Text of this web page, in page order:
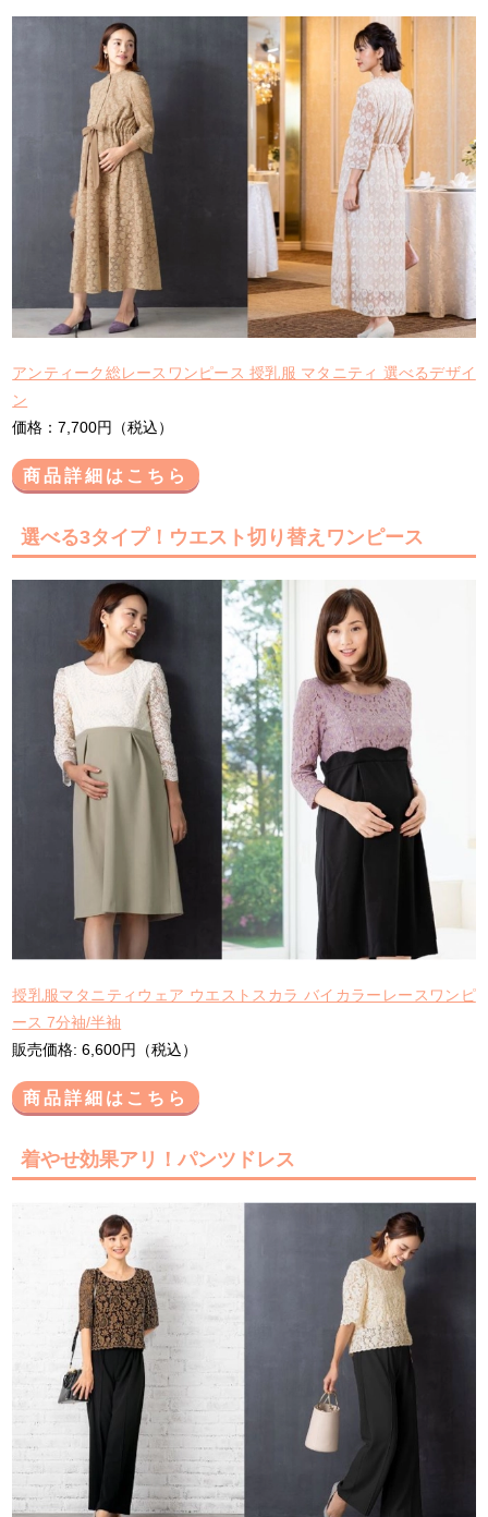
アンティーク総レースワンピース 授乳服 マタニティ 選べるデザイ
ン
価格：7,700円（税込）
商品詳細はこちら
選べる3タイプ！ウエスト切り替えワンピース
授乳服マタニティウェア ウエストスカラ バイカラーレースワンピ
ース 7分袖/半袖
販売価格: 6,600円（税込）
商品詳細はこちら
着やせ効果アリ！パンツドレス